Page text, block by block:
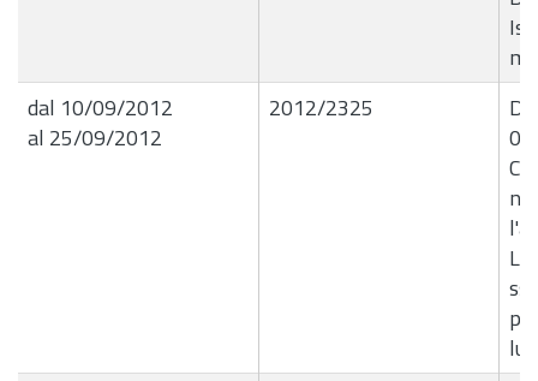
dal 10/09/2012
al 25/09/2012
2012/2325